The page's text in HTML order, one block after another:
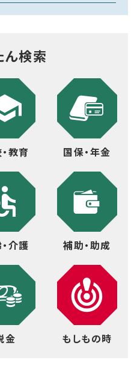
ん検索
教育 国保・年金
介護 補助・助成
金 もしもの時